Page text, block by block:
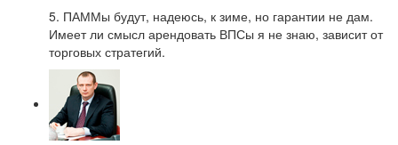
5. ПАММы будут, надеюсь, к зиме, но гарантии не дам.
Имеет ли смысл арендовать ВПСы я не знаю, зависит от
торговых стратегий.